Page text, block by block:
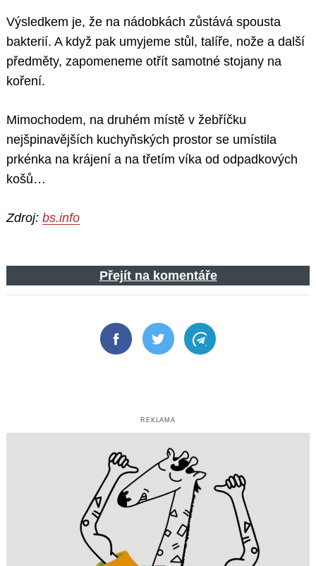
Výsledkem je, že na nádobkách zůstává spousta
bakterií. A když pak umyjeme stůl, talíře, nože a další
předměty, zapomeneme otřít samotné stojany na
koření.
Mimochodem, na druhém místě v žebříčku
nejšpinavějších kuchyňských prostor se umístila
prkénka na krájení a na třetím víka od odpadkových
košů…
Zdroj: bs.info
Přejít na komentáře
FacebookTwitter Telegram
REKLAMA